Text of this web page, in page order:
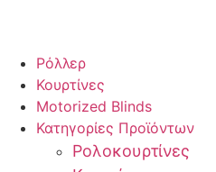
Ρόλλερ
Κουρτίνες
Motorized Blinds
Κατηγορίες Προϊόντων
Ρολοκουρτίνες